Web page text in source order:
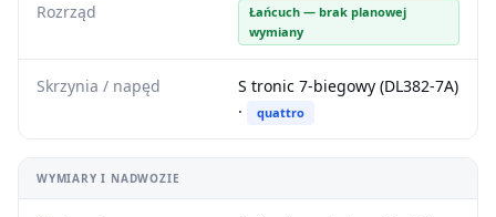
Rozrząd
Łańcuch — brak planowej
wymiany
Skrzynia / napęd
S tronic 7-biegowy (DL382-7A)
·
quattro
WYMIARY I NADWOZIE